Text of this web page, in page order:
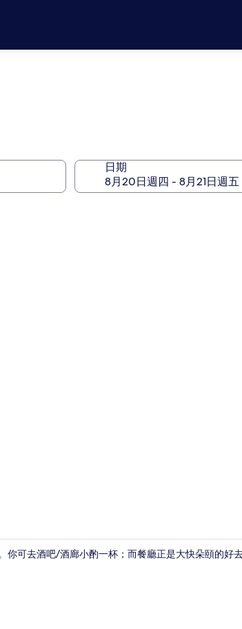
日期
可去酒吧/酒廊小酌一杯；而餐廳正是大快朵頤的好去